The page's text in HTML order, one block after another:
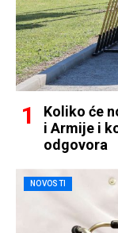
Koliko će
i Armije i
odgovora
NOVOSTI